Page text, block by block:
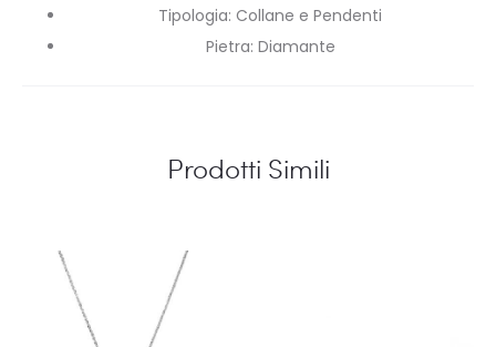
Tipologia: Collane e Pendenti
Pietra: Diamante
Prodotti Simili